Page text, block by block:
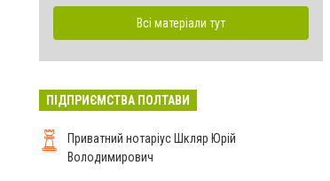
Всі матеріали тут
ПІДПРИЄМСТВА ПОЛТАВИ
Приватний нотаріус Шкляр Юрій
Володимирович